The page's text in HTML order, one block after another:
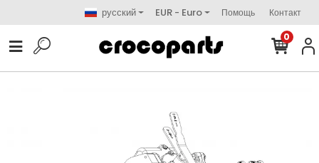
русский EUR - Euro Помощь Контакт
0